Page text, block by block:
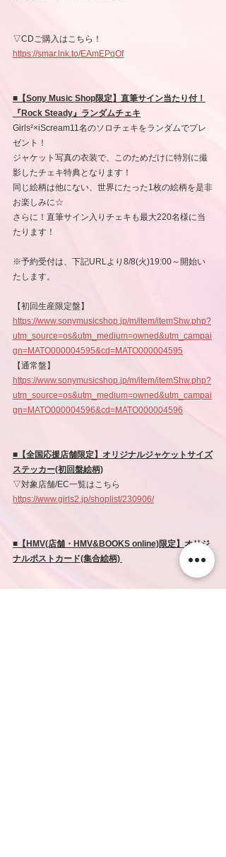
▽CDご購入はこちら！
https://smar.lnk.to/EAmEPqOf
■【Sony Music Shop限定】直筆サイン当たり付！
『Rock Steady』ランダムチェキ
Girls²×iScream11名のソロチェキをランダムでプレ
ゼント！
ジャケット写真の衣装で、このためだけに特別に撮
影したチェキ特典となります！
同じ絵柄は他にない、世界にたった1枚の絵柄を是非
お楽しみに☆
さらに！直筆サイン入りチェキも最大220名様に当
たります！
※予約受付は、下記URLより8/8(火)19:00～開始い
たします。
【初回生産限定盤】
https://www.sonymusicshop.jp/m/item/itemShw.php?
utm_source=os&utm_medium=owned&utm_campai
gn=MATO000004595&cd=MATO000004595
【通常盤】
https://www.sonymusicshop.jp/m/item/itemShw.php?
utm_source=os&utm_medium=owned&utm_campai
gn=MATO000004596&cd=MATO000004596
■【全国応援店舗限定】オリジナルジャケットサイズ
ステッカー(初回盤絵柄)
▽対象店舗/EC一覧はこちら
https://www.girls2.jp/shoplist/230906/
■【HMV(店舗・HMV&BOOKS online)限定】オリジ
ナルポストカード(集合絵柄)